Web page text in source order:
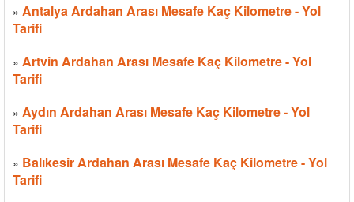
» Antalya Ardahan Arası Mesafe Kaç Kilometre - Yol
Tarifi
» Artvin Ardahan Arası Mesafe Kaç Kilometre - Yol
Tarifi
» Aydın Ardahan Arası Mesafe Kaç Kilometre - Yol
Tarifi
» Balıkesir Ardahan Arası Mesafe Kaç Kilometre - Yol
Tarifi